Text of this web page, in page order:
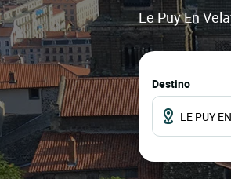
Le Puy En
Destino